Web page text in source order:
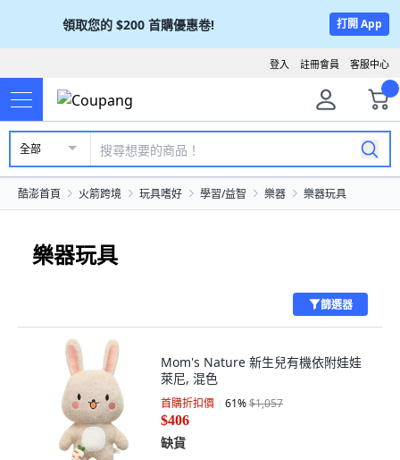
領取您的 $200 首購優惠卷! 打開 App
客服中心
註冊會員
登入
全部
酷澎首頁 火箭跨境 玩具嗜好 學習/益智 樂器 樂器玩具
樂器玩具
篩選器
Mom's Nature 新生兒有機依附娃娃
萊尼, 混色
首購折扣價 61%$1,057
$406
缺貨